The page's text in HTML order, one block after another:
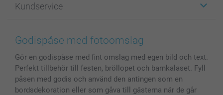
Fotoböcker
Bilder, Fotoförstoring & Fotohäften
Skal till Mobil & Surfplatta
MyNameBook
Fotoalmanackor & Fotoagenda
Fotoramar & Tillbehör
För affiliates
Cookie Policy
Villkor och garantier
Investor Relations
Kundservice
smartgaranti
smartbonus
Priser & betalning
Status på beställningar
Godispåse med fotoomslag
Gör en godispåse med fint omslag med egen bild och text.
Perfekt tillbehör till festen, bröllopet och barnkalaset. Fyll
påsen med godis och använd den antingen som en
bordsdekoration eller som gåva till gästerna när de går